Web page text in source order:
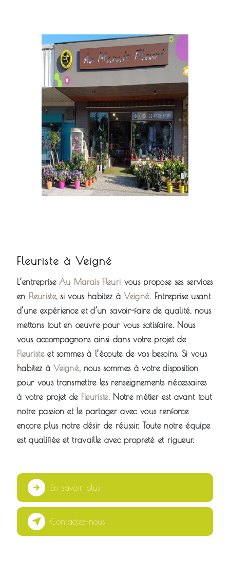
Fleuriste à Veigné
L’entreprise Au Marais Fleuri vous propose ses services
en Fleuriste, si vous habitez à Veigné. Entreprise usant
d’une expérience et d’un savoir-faire de qualité, nous
mettons tout en oeuvre pour vous satisfaire. Nous
vous accompagnons ainsi dans votre projet de
Fleuristeet sommes à l’écoute de vos besoins. Si vous
habitez à Veigné, nous sommes à votre disposition
pour vous transmettre les renseignements nécessaires
à votre projet de Fleuriste. Notre métier est avant tout
notre passion et le partager avec vous renforce
encore plus notre désir de réussir. Toute notre équipe
est qualifiée et travaille avec propreté et rigueur.
En savoir plus
Contactez-nous